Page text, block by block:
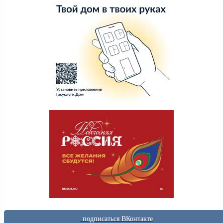
подписаться ВКонтакте